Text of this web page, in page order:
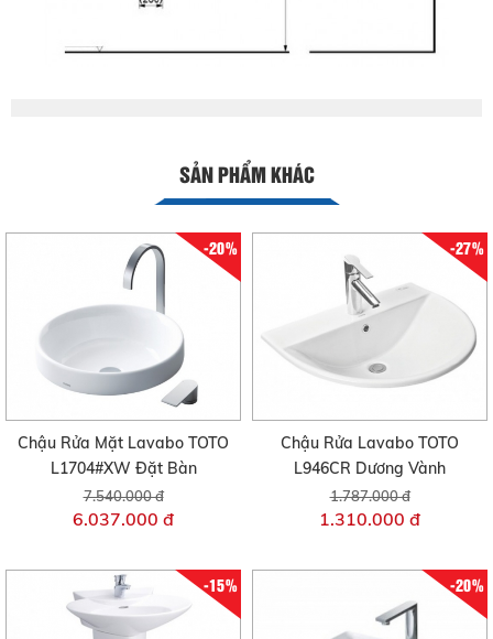
SẢN PHẨM KHÁC
-20%
Chậu Rửa Mặt Lavabo TOTO
L1704#XW Đặt Bàn
7.540.000 đ
6.037.000 đ
-27%
Chậu Rửa Lavabo TOTO
L946CR Dương Vành
1.787.000 đ
1.310.000 đ
-15% -20%